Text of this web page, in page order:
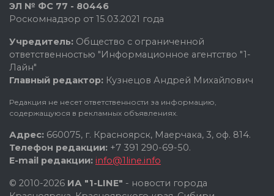
ЭЛ № ФС 77 - 80446
Роскомнадзор от 15.03.2021 года
Учредитель: Общество с ограниченной
ответственностью "Информационное агентство "1-
Лайн"
Главный редактор: Кузнецов Андрей Михайлович
Редакция не несет ответственности за информацию,
содержащуюся в рекламных объявлениях.
Адрес: 660075, г. Красноярск, Маерчака, 3, оф. 814.
Телефон редакции: +7 391 290-69-50.
E-mail редакции: info@1line.info
© 2010-2026 ИА "1-LINE" - новости города